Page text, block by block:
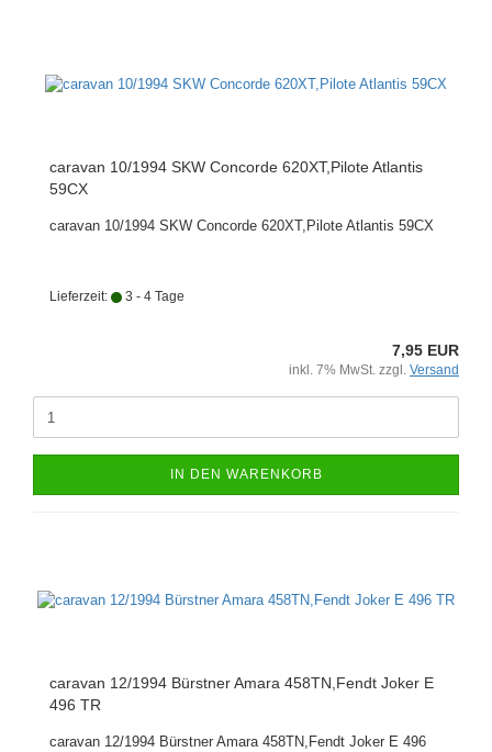
caravan 10/1994 SKW Concorde 620XT,Pilote Atlantis
59CX
caravan 10/1994 SKW Concorde 620XT,Pilote Atlantis 59CX
Lieferzeit: 3 - 4 Tage
7,95 EUR
inkl. 7% MwSt. zzgl. Versand
IN DEN WARENKORB
caravan 12/1994 Bürstner Amara 458TN,Fendt Joker E
496 TR
caravan 12/1994 Bürstner Amara 458TN,Fendt Joker E 496